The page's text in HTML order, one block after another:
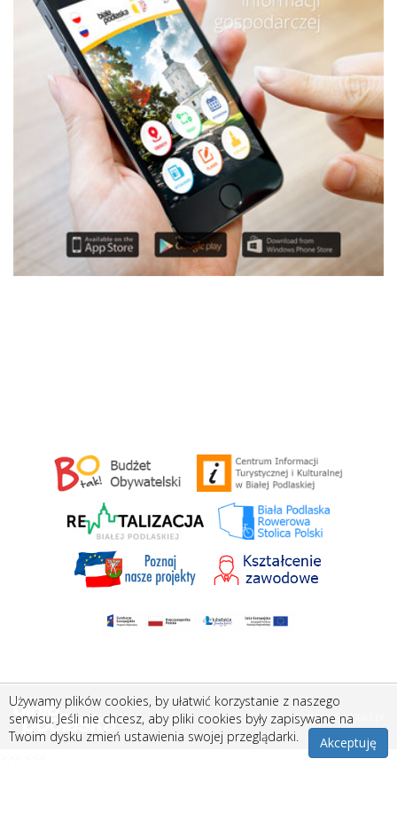
Stworzone przezAmistad.pl
Używamy plików cookies, by ułatwić korzystanie z naszego
serwisu. Jeśli nie chcesz, aby pliki cookies były zapisywane na
Twoim dysku zmień ustawienia swojej przeglądarki.
Akceptuję